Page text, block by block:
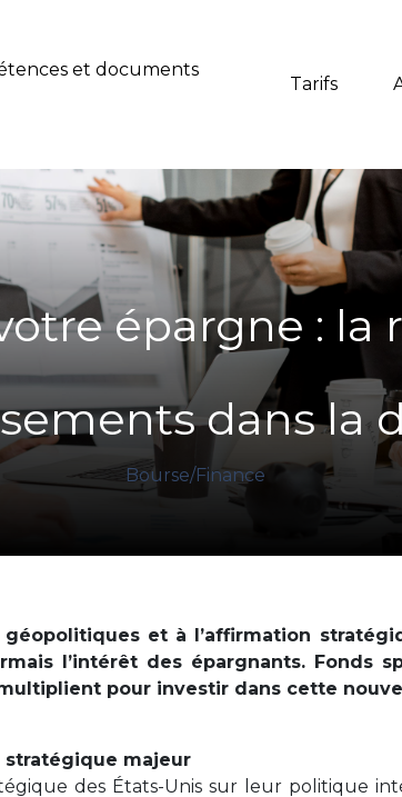
et documents
Tarifs
épargne : la
dans la
Bourse/Finance
et à l’affirmation
l’intérêt des épargnants. Fonds
pour investir dans cette
stratégique majeur
des États-Unis sur leur politique